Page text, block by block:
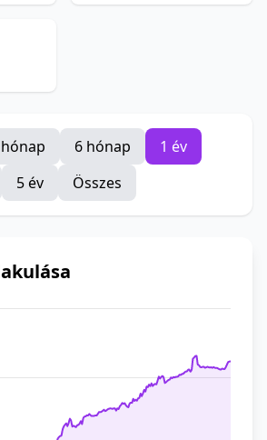
6 hónap
1 év
5 év Összes